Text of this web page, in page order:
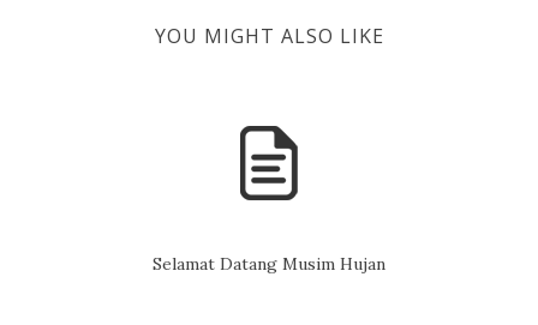
YOU MIGHT ALSO LIKE
Selamat Datang Musim Hujan